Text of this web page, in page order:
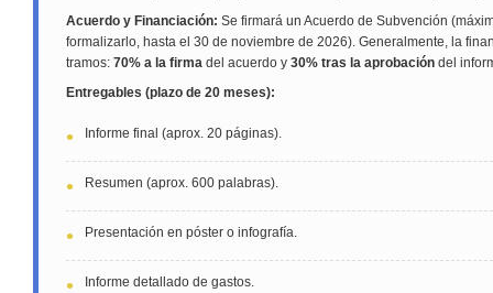
Acuerdo y Financiación: Se firmará un Acuerdo de Subvención
formalizarlo, hasta el 30 de noviembre de 2026). Generalmente, la
tramos: 70% a la firma del acuerdo y 30% tras la aprobación del
Entregables (plazo de 20 meses):
Informe final (aprox. 20 páginas).
Resumen (aprox. 600 palabras).
Presentación en póster o infografía.
Informe detallado de gastos.